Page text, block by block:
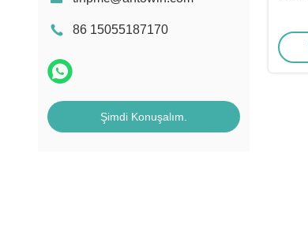
86 15055187170
Şimdi Konuşalım.